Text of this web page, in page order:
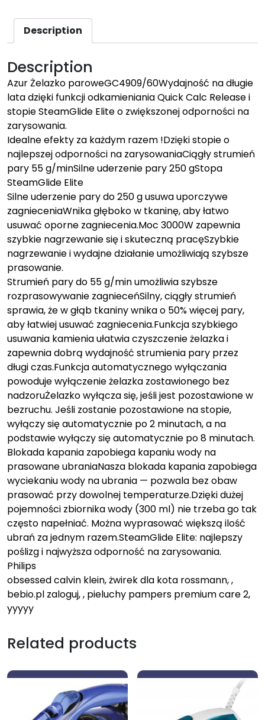
Description
Description
Azur Żelazko paroweGC4909/60Wydajność na długie
lata dzięki funkcji odkamieniania Quick Calc Release i
stopie SteamGlide Elite o zwiększonej odporności na
zarysowania.
Idealne efekty za każdym razem !Dzięki stopie o
najlepszej odporności na zarysowaniaCiągły strumień
pary 55 g/minSilne uderzenie pary 250 gStopa
SteamGlide Elite
Silne uderzenie pary do 250 g usuwa uporczywe
zagnieceniaWnika głęboko w tkaninę, aby łatwo
usuwać oporne zagniecenia.Moc 3000W zapewnia
szybkie nagrzewanie się i skuteczną pracęSzybkie
nagrzewanie i wydajne działanie umożliwiają szybsze
prasowanie.
Strumień pary do 55 g/min umożliwia szybsze
rozprasowywanie zagnieceńSilny, ciągły strumień
sprawia, że w głąb tkaniny wnika o 50% więcej pary,
aby łatwiej usuwać zagniecenia.Funkcja szybkiego
usuwania kamienia ułatwia czyszczenie żelazka i
zapewnia dobrą wydajność strumienia pary przez
długi czas.Funkcja automatycznego wyłączania
powoduje wyłączenie żelazka zostawionego bez
nadzoruŻelazko wyłącza się, jeśli jest pozostawione w
bezruchu. Jeśli zostanie pozostawione na stopie,
wyłączy się automatycznie po 2 minutach, a na
podstawie wyłączy się automatycznie po 8 minutach.
Blokada kapania zapobiega kapaniu wody na
prasowane ubraniaNasza blokada kapania zapobiega
wyciekaniu wody na ubrania — pozwala bez obaw
prasować przy dowolnej temperaturze.Dzięki dużej
pojemności zbiornika wody (300 ml) nie trzeba go tak
często napełniać. Można wyprasować większą ilość
ubrań za jednym razem.SteamGlide Elite: najlepszy
poślizg i najwyższa odporność na zarysowania.
Philips
obsessed calvin klein, żwirek dla kota rossmann, ,
bebio.pl zaloguj, , pieluchy pampers premium care 2,
yyyyy
Related products